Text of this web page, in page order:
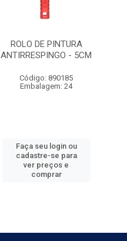
ROLO DE PINTURA
ANTIRRESPINGO - 5CM
Código: 890185
Embalagem: 24
Faça seu login ou
cadastre-se para
ver preços e
comprar